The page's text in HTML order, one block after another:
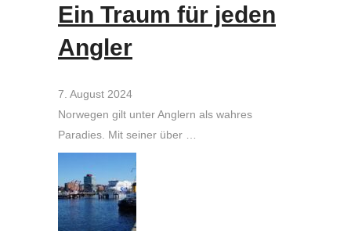
Ein Traum für jeden
Angler
7. August 2024
Norwegen gilt unter Anglern als wahres
Paradies. Mit seiner über …